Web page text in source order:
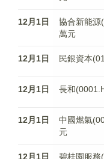
12月1日
協合新能源
萬元
12月1日 民銀資本
12月1日 長和
12月1日
中國燃氣
元
12月1日
碧桂園服務